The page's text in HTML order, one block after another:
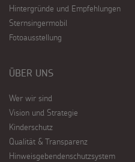
Hintergründe und Empfehlungen
Sternsingermobil
Fotoausstellung
ÜBER UNS
Wer wir sind
Vision und Strategie
Kinderschutz
Qualität & Transparenz
Hinweisgebendenschutzsystem